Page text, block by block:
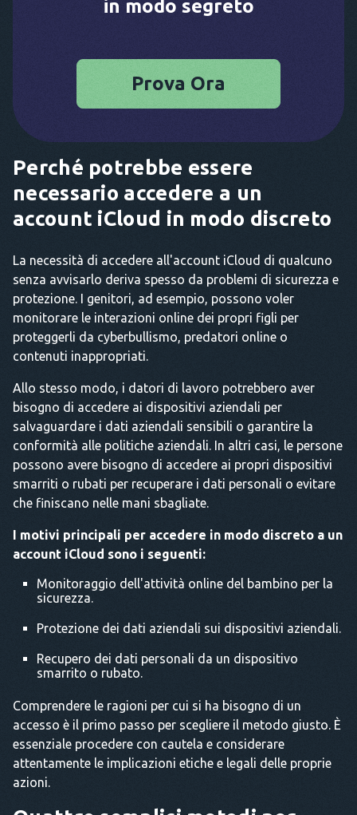
in modo segreto
Prova Ora
Perché potrebbe essere
necessario accedere a un
account iCloud in modo discreto
La necessità di accedere all'account iCloud di qualcuno
senza avvisarlo deriva spesso da problemi di sicurezza e
protezione. I genitori, ad esempio, possono voler
monitorare le interazioni online dei propri figli per
proteggerli da cyberbullismo, predatori online o
contenuti inappropriati.
Allo stesso modo, i datori di lavoro potrebbero aver
bisogno di accedere ai dispositivi aziendali per
salvaguardare i dati aziendali sensibili o garantire la
conformità alle politiche aziendali. In altri casi, le persone
possono avere bisogno di accedere ai propri dispositivi
smarriti o rubati per recuperare i dati personali o evitare
che finiscano nelle mani sbagliate.
I motivi principali per accedere in modo discreto a un
account iCloud sono i seguenti:
Monitoraggio dell'attività online del bambino per la
sicurezza.
Protezione dei dati aziendali sui dispositivi aziendali.
Recupero dei dati personali da un dispositivo
smarrito o rubato.
Comprendere le ragioni per cui si ha bisogno di un
accesso è il primo passo per scegliere il metodo giusto. È
essenziale procedere con cautela e considerare
attentamente le implicazioni etiche e legali delle proprie
azioni.